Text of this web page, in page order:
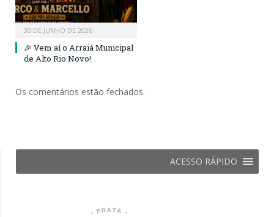
30 DE JUNHO DE 2026
🎉 Vem aí o Arraiá Municipal
de Alto Rio Novo!
Os comentários estão fechados.
ACESSO RÁPIDO